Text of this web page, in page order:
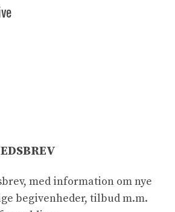
med information om nye
begivenheder, tilbud m.m.